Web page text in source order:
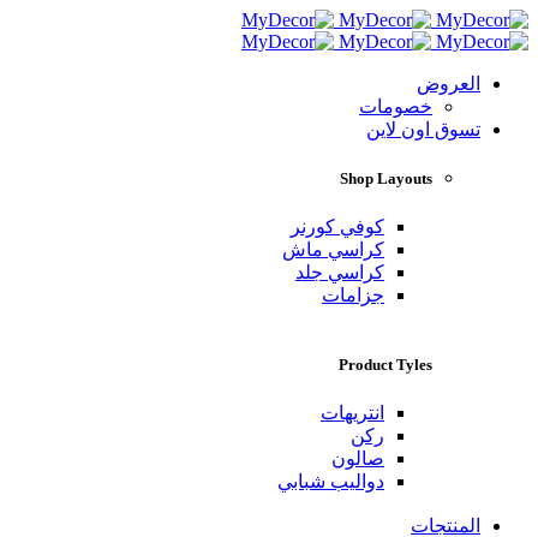
العروض
خصومات
تسوق اون لاين
Shop Layouts
كوفي كورنر
كراسي ماش
كراسي جلد
جزامات
Product Tyles
انتريهات
ركن
صالون
دواليب شبابي
المنتجات